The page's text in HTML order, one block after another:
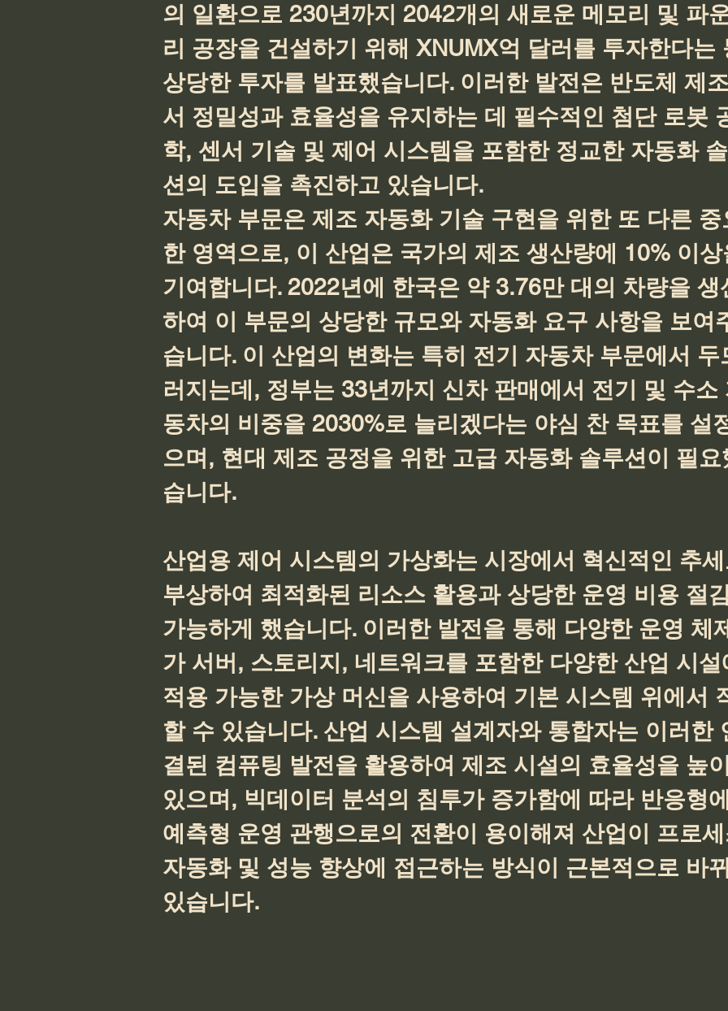
의 일환으로 230년까지 2042개의 새로운 메모리 및 파
리 공장을 건설하기 위해 XNUMX억 달러를 투자한다는
상당한 투자를 발표했습니다. 이러한 발전은 반도체 제
서 정밀성과 효율성을 유지하는 데 필수적인 첨단 로봇
학, 센서 기술 및 제어 시스템을 포함한 정교한 자동화
션의 도입을 촉진하고 있습니다.
자동차 부문은 제조 자동화 기술 구현을 위한 또 다른 중
한 영역으로, 이 산업은 국가의 제조 생산량에 10% 이
기여합니다. 2022년에 한국은 약 3.76만 대의 차량을 생
하여 이 부문의 상당한 규모와 자동화 요구 사항을 보여
습니다. 이 산업의 변화는 특히 전기 자동차 부문에서 두
러지는데, 정부는 33년까지 신차 판매에서 전기 및 수소
동차의 비중을 2030%로 늘리겠다는 야심 찬 목표를 설
으며, 현대 제조 공정을 위한 고급 자동화 솔루션이 필요
습니다.
산업용 제어 시스템의 가상화는 시장에서 혁신적인 추
부상하여 최적화된 리소스 활용과 상당한 운영 비용 절
가능하게 했습니다. 이러한 발전을 통해 다양한 운영 체
가 서버, 스토리지, 네트워크를 포함한 다양한 산업 시
적용 가능한 가상 머신을 사용하여 기본 시스템 위에서
할 수 있습니다. 산업 시스템 설계자와 통합자는 이러한
결된 컴퓨팅 발전을 활용하여 제조 시설의 효율성을 높
있으며, 빅데이터 분석의 침투가 증가함에 따라 반응형
예측형 운영 관행으로의 전환이 용이해져 산업이 프로
자동화 및 성능 향상에 접근하는 방식이 근본적으로 바
있습니다.